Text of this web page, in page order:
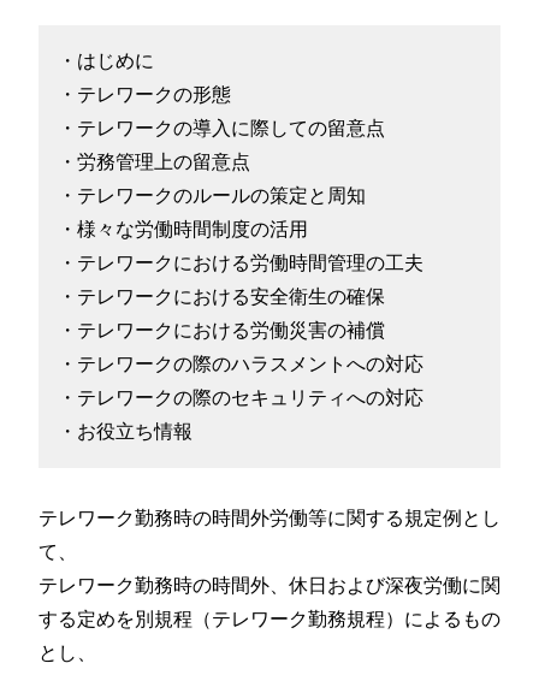
・はじめに
・テレワークの形態
・テレワークの導入に際しての留意点
・労務管理上の留意点
・テレワークのルールの策定と周知
・様々な労働時間制度の活用
・テレワークにおける労働時間管理の工夫
・テレワークにおける安全衛生の確保
・テレワークにおける労働災害の補償
・テレワークの際のハラスメントへの対応
・テレワークの際のセキュリティへの対応
・お役立ち情報
テレワーク勤務時の時間外労働等に関する規定例とし
て、
テレワーク勤務時の時間外、休日および深夜労働に関
する定めを別規程（テレワーク勤務規程）によるもの
とし、